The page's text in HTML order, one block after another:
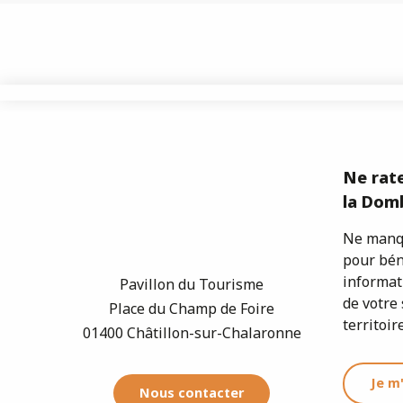
Pavillon du Tourisme
Place du Champ de Foire
01400 Châtillon-sur-Chalaronne
Nous contacter
Ne
la
Ne
pour
de votre
Je